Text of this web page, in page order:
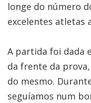
longe do número
excelentes atletas
A partida foi dada
da frente da
do mesmo.
seguíamos num